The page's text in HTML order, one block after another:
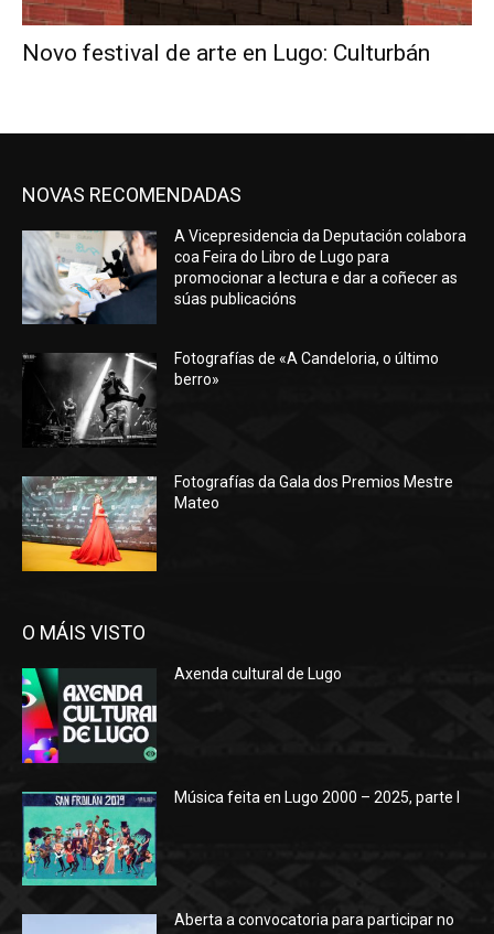
Novo festival de arte en Lugo: Culturbán
NOVAS RECOMENDADAS
A Vicepresidencia da Deputación colabora
coa Feira do Libro de Lugo para
promocionar a lectura e dar a coñecer as
súas publicacións
Fotografías de «A Candeloria, o último
berro»
Fotografías da Gala dos Premios Mestre
Mateo
O MÁIS VISTO
Axenda cultural de Lugo
Música feita en Lugo 2000 – 2025, parte I
Aberta a convocatoria para participar no